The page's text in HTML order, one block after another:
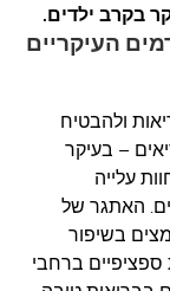
בקרב ילדים.
העיקריים
ולהבטיח
– בעיקר
עלייה
האתגר של
בשיפור
ברחבי